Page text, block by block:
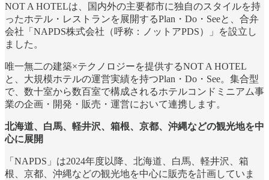
NOT A HOTELは、国内外の主要都市に独自のスタイルを持
ったホテル・レストランを展開するPlan・Do・Seeと、合弁
会社「NAPDS株式会社（呼称：ノットアPDS）」を設立し
ました。
唯一無二の建築×テクノロジーを提供するNOT A HOTEL
と、大規模ホテルの運営実績を持つPlan・Do・See。集合型
で、数十室から数百室で構成されるホテルコンドミニアム事
業の企画・開発・販売・運営において連携します。
北海道、白馬、軽井沢、箱根、京都、沖縄などの観光地を中
心に展開
「NAPDS」は2024年度以降、北海道、白馬、軽井沢、箱
根、京都、沖縄などの観光地を中心に販売を計画していま